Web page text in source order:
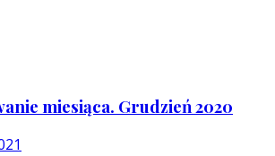
miesiąca. Grudzień 2020